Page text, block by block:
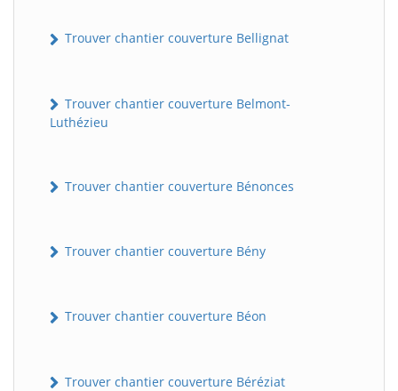
Trouver chantier couverture Bellignat
Trouver chantier couverture Belmont-
Luthézieu
Trouver chantier couverture Bénonces
Trouver chantier couverture Bény
Trouver chantier couverture Béon
Trouver chantier couverture Béréziat